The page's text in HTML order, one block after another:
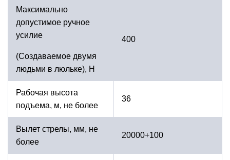
Максимально
допустимое ручное
усилие
(Создаваемое двумя
людьми в люльке), Н
400
Рабочая высота
подъема, м, не более
36
Вылет стрелы, мм, не
более
20000+100